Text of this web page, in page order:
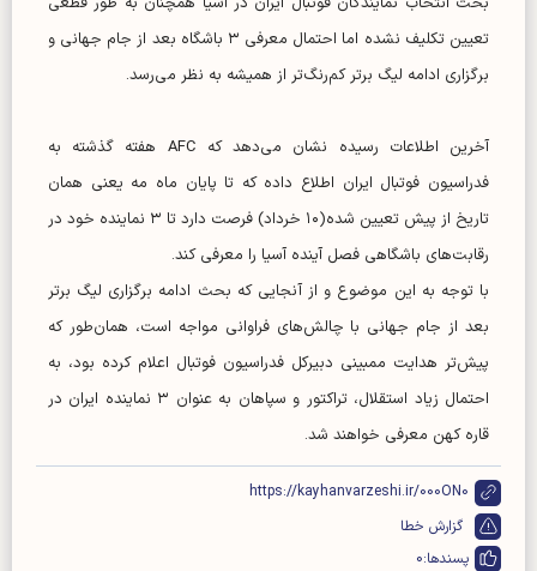
تعیین‌ تکلیف نشده اما احتمال معرفی ۳ باشگاه بعد از جام جهانی و
برگزاری ادامه لیگ برتر کم‌رنگ‌تر از همیشه به نظر می‌رسد.
آخرین اطلاعات رسیده نشان می‌دهد که AFC هفته گذشته به
فدراسیون فوتبال ایران اطلاع داده که تا پایان ماه مه یعنی همان
تاریخ از پیش تعیین شده(۱۰ خرداد) فرصت دارد تا ۳ نماینده خود در
رقابت‌های باشگاهی فصل آینده آسیا را معرفی کند.
با توجه به این موضوع و از آنجایی که بحث ادامه برگزاری لیگ برتر
بعد از جام جهانی با چالش‌های فراوانی مواجه است، همان‌طور که
پیش‌تر هدایت ممبینی دبیرکل فدراسیون فوتبال اعلام کرده بود، به
احتمال زیاد استقلال، تراکتور و سپاهان به عنوان ۳ نماینده ایران در
قاره کهن معرفی خواهند شد.
https://kayhanvarzeshi.ir/000ON0
گزارش خطا
پسندها:0